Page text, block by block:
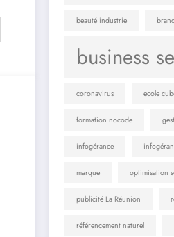
beauté industrie
business
coronavirus ecole
formation nocode
infogérance
marque optimisation
publicité La Réunion
référencement naturel